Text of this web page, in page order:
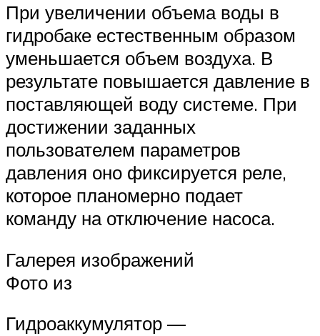
При увеличении объема воды в
гидробаке естественным образом
уменьшается объем воздуха. В
результате повышается давление в
поставляющей воду системе. При
достижении заданных
пользователем параметров
давления оно фиксируется реле,
которое планомерно подает
команду на отключение насоса.
Галерея изображений
Фото из
Гидроаккумулятор —